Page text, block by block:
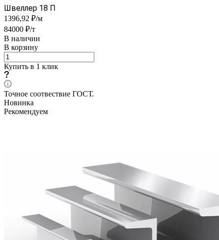
Швеллер 18 П
1396,92 ₽/м
84000 ₽/т
В наличии
В корзину
Купить в 1 клик
Точное соотвествие ГОСТ.
Новинка
Рекомендуем